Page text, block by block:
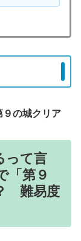
９の城クリア
って言
「第９
難易度